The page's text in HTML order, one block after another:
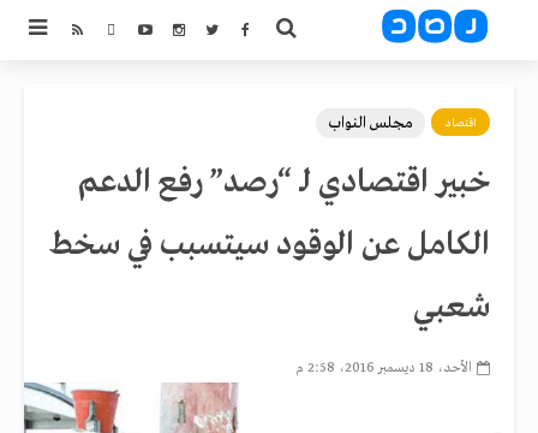
اقتصاد مجلس النواب
خبير اقتصادي لـ “رصد” رفع الدعم
الكامل عن الوقود سيتسبب في سخط
شعبي
الأحد، 18 ديسمبر 2016، 2:58 م